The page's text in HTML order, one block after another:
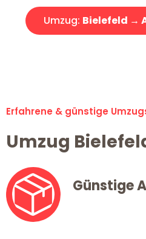
Umzug: Bielefeld →
Erfahrene & günstige
Umzug
Günstige